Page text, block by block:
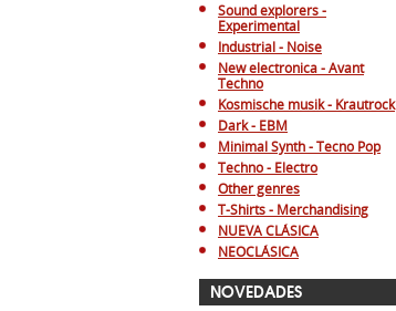
Sound explorers -
Experimental
Industrial - Noise
New electronica - Avant
Techno
Kosmische musik - Krautrock
Dark - EBM
Minimal Synth - Tecno Pop
Techno - Electro
Other genres
T-Shirts - Merchandising
NUEVA CLÁSICA
NEOCLÁSICA
NOVEDADES